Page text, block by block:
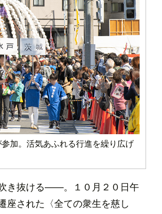
加。活気あふれる行進を繰り広げ
き抜ける――。１０月２０日午
座された〈全ての衆生を慈し